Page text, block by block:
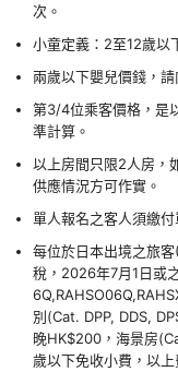
次。
小童定義：2至12歲以
兩歲以下嬰兒價錢，請
第3/4位乘客價格，是
準計算。
以上房間只限2人房，
供應情況方可作實。
單人報名之客人須繳付
每位於日本出境之旅
稅，2026年7月1日或
別(Cat. DPP, DDS,
晚HK$200，海景房
歲以下免收小費，以